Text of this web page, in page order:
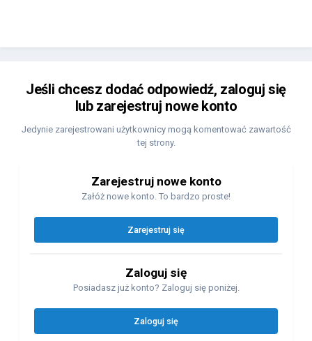
Jeśli chcesz dodać odpowiedź, zaloguj się
lub zarejestruj nowe konto
Jedynie zarejestrowani użytkownicy mogą komentować zawartość
tej strony.
Zarejestruj nowe konto
Załóż nowe konto. To bardzo proste!
Zarejestruj się
Zaloguj się
Posiadasz już konto? Zaloguj się poniżej.
Zaloguj się